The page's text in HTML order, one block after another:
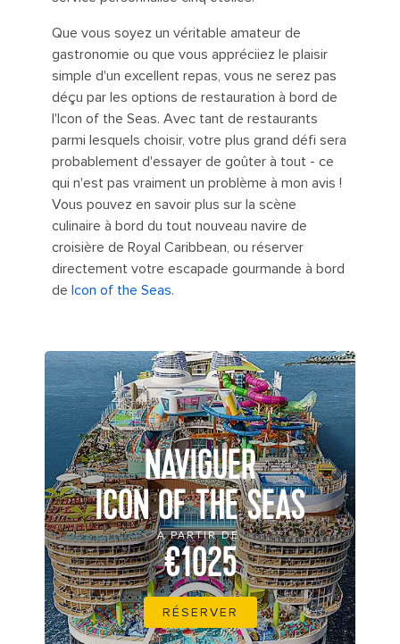
Que vous soyez un véritable amateur de
gastronomie ou que vous appréciiez le plaisir
simple d'un excellent repas, vous ne serez pas
déçu par les options de restauration à bord de
l'Icon of the Seas. Avec tant de restaurants
parmi lesquels choisir, votre plus grand défi sera
probablement d'essayer de goûter à tout - ce
qui n'est pas vraiment un problème à mon avis !
Vous pouvez en savoir plus sur la scène
culinaire à bord du tout nouveau navire de
croisière de Royal Caribbean, ou réserver
directement votre escapade gourmande à bord
de Icon of the Seas.
NAVIGUER
ICON OF THE SEAS
À PARTIR DE
€1025
RÉSERVER